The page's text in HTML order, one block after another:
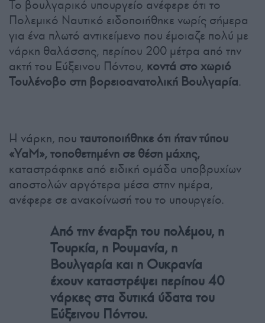
Το βουλγαρικό υπουργείο ανέφερε ότι το
Πολεμικό Ναυτικό ειδοποιήθηκε νωρίς σήμερα
για ένα πλωτό αντικείμενο που έμοιαζε πολύ με
νάρκη θαλάσσης, περίπου 200 μέτρα από την
ακτή του Εύξεινου Πόντου, κοντά στο χωριό
Τουλένοβο στη βορειοανατολική Βουλγαρία.
Η νάρκη, που ταυτοποιήθηκε ότι ήταν τύπου
«YaM», τοποθετημένη σε θέση μάχης,
καταστράφηκε από ειδική ομάδα υποβρυχίων
αποστολών αργότερα μέσα στην ημέρα,
ανέφερε σε ανακοίνωσή του το υπουργείο.
Από την έναρξη του πολέμου, η
Τουρκία, η Ρουμανία, η
Βουλγαρία και η Ουκρανία
έχουν καταστρέψει περίπου 40
νάρκες στα δυτικά ύδατα του
Εύξεινου Πόντου.